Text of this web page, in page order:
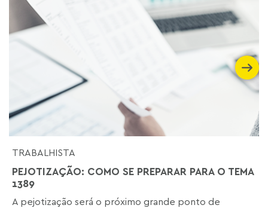
TRABALHISTA
PEJOTIZAÇÃO: COMO SE PREPARAR PARA O TEMA
1389
A pejotização será o próximo grande ponto de